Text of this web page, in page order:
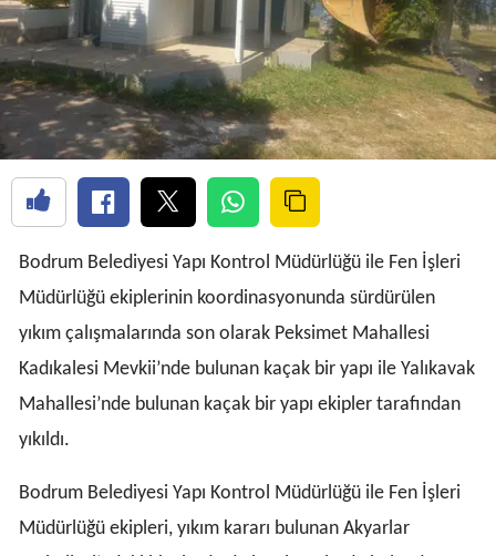
Bodrum Belediyesi Yapı Kontrol Müdürlüğü ile Fen İşleri
Müdürlüğü ekiplerinin koordinasyonunda sürdürülen
yıkım çalışmalarında son olarak Peksimet Mahallesi
Kadıkalesi Mevkii’nde bulunan kaçak bir yapı ile Yalıkavak
Mahallesi’nde bulunan kaçak bir yapı ekipler tarafından
yıkıldı.
Bodrum Belediyesi Yapı Kontrol Müdürlüğü ile Fen İşleri
Müdürlüğü ekipleri, yıkım kararı bulunan Akyarlar